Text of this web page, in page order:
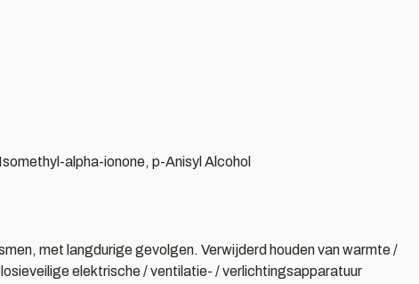
alpha-ionone, p-Anisyl Alcohol
met langdurige gevolgen. Verwijderd houden van warmte /
elektrische / ventilatie- / verlichtingsapparatuur